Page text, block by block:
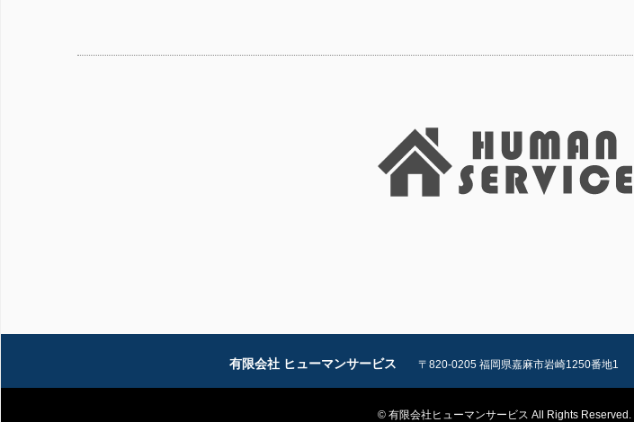
有限会社 ヒューマンサービス 〒820-0205 福岡県嘉麻市岩崎1250番地1
© 有限会社ヒューマンサービス All Rights Reserved.